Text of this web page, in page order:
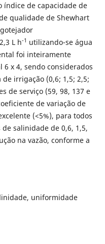
de capacidade de
qualidade de Shewhart
L h-1 utilizando-se água
foi inteiramente
x 4, sendo considerados
irrigação (0,6; 1,5; 2,5;
de serviço (59, 98, 137 e
de variação de
(<5%), para todos
salinidade de 0,6, 1,5,
na vazão, conforme a
uniformidade